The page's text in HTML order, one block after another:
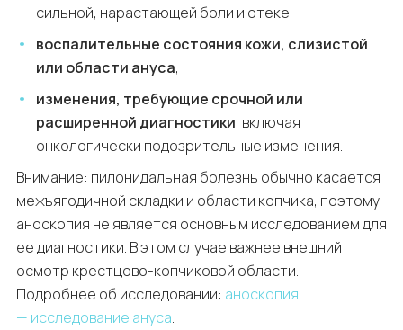
сильной, нарастающей боли и отеке,
воспалительные состояния кожи, слизистой
или области ануса,
изменения, требующие срочной или
расширенной диагностики, включая
онкологически подозрительные изменения.
Внимание: пилонидальная болезнь обычно касается
межъягодичной складки и области копчика, поэтому
аноскопия не является основным исследованием для
ее диагностики. В этом случае важнее внешний
осмотр крестцово-копчиковой области.
Подробнее об исследовании: аноскопия
— исследование ануса.